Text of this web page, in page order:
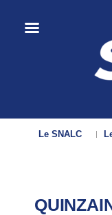
Le SNALC